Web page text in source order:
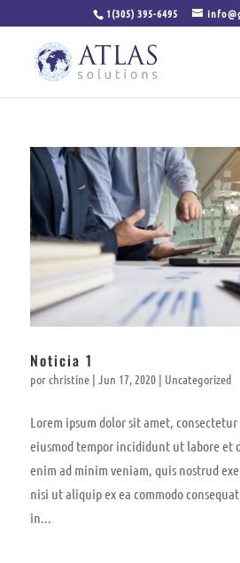
1(305) 395-6495
Noticia 1
porchristine| Jun 17, 2020| Uncategorized
Lorem ipsum dolor sit amet,
eiusmod tempor incididunt ut labore et
enim ad minim veniam, quis nostrud
nisi ut aliquip ex ea commodo
in...